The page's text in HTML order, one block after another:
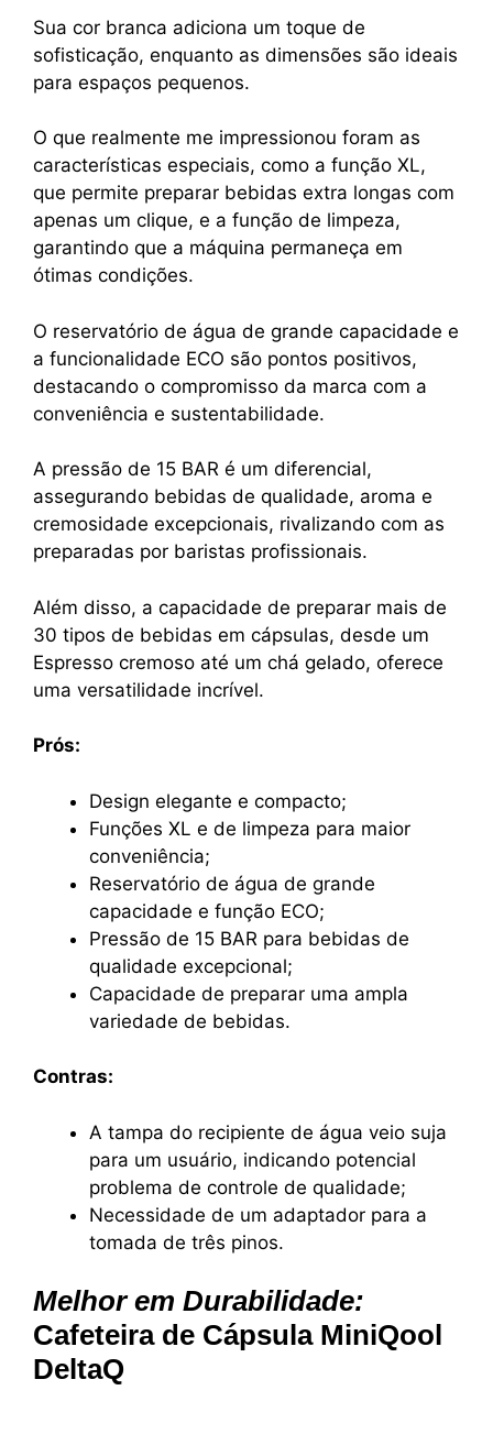
Sua cor branca adiciona um toque de
sofisticação, enquanto as dimensões são ideais
para espaços pequenos.
O que realmente me impressionou foram as
características especiais, como a função XL,
que permite preparar bebidas extra longas com
apenas um clique, e a função de limpeza,
garantindo que a máquina permaneça em
ótimas condições.
O reservatório de água de grande capacidade e
a funcionalidade ECO são pontos positivos,
destacando o compromisso da marca com a
conveniência e sustentabilidade.
A pressão de 15 BAR é um diferencial,
assegurando bebidas de qualidade, aroma e
cremosidade excepcionais, rivalizando com as
preparadas por baristas profissionais.
Além disso, a capacidade de preparar mais de
30 tipos de bebidas em cápsulas, desde um
Espresso cremoso até um chá gelado, oferece
uma versatilidade incrível.
Prós:
Design elegante e compacto;
Funções XL e de limpeza para maior
conveniência;
Reservatório de água de grande
capacidade e função ECO;
Pressão de 15 BAR para bebidas de
qualidade excepcional;
Capacidade de preparar uma ampla
variedade de bebidas.
Contras:
A tampa do recipiente de água veio suja
para um usuário, indicando potencial
problema de controle de qualidade;
Necessidade de um adaptador para a
tomada de três pinos.
Melhor em Durabilidade:
Cafeteira de Cápsula MiniQool
DeltaQ